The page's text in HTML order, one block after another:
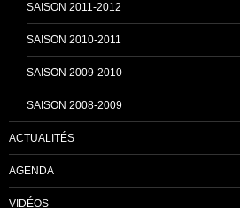
n
SAISON 2011-2012
SAISON 2010-2011
SAISON 2009-2010
SAISON 2008-2009
ACTUALITÉS
AGENDA
VIDÉOS